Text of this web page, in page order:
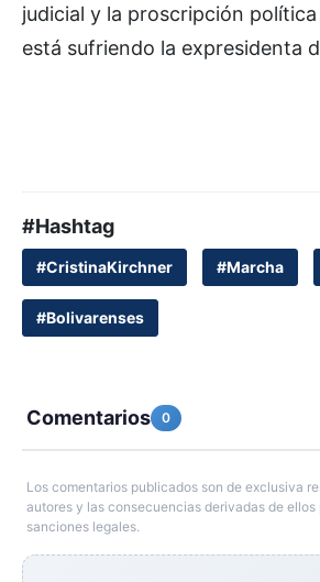
judicial y la proscripción
está sufriendo la expresidenta
#Hashtag
#CristinaKirchner #Marcha
#Bolivarenses
Comentarios 0
Los comentarios publicados son de exclusiva
autores y las consecuencias derivadas de ellos
sanciones legales.